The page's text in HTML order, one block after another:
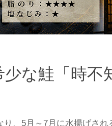
な鮭「時不
、5月～7月に水揚げされ